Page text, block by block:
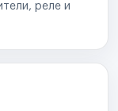
реле и